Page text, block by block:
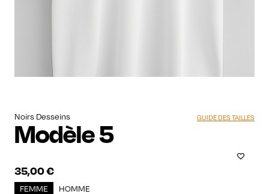
Noirs Desseins
Modèle 5
35,00€
GUIDE DES TAILLES
FEMME HOMME